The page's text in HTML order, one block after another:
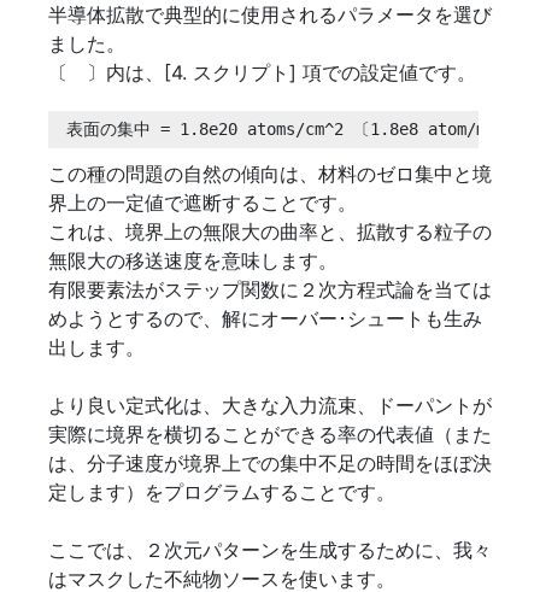
半導体拡散で典型的に使用されるパラメータを選び
ました。
〔 〕内は、[4. スクリプト] 項での設定値です。
表面の集中 = 1.8e20 atoms/cm^2 〔1.8e8 atom/
この種の問題の自然の傾向は、材料のゼロ集中と境
界上の一定値で遮断することです。
これは、境界上の無限大の曲率と、拡散する粒子の
無限大の移送速度を意味します。
有限要素法がステップ関数に２次方程式論を当ては
めようとするので、解にオーバー･シュートも生み
出します。
より良い定式化は、大きな入力流束、ドーパントが
実際に境界を横切ることができる率の代表値（また
は、分子速度が境界上での集中不足の時間をほぼ決
定します）をプログラムすることです。
ここでは、２次元パターンを生成するために、我々
はマスクした不純物ソースを使います。